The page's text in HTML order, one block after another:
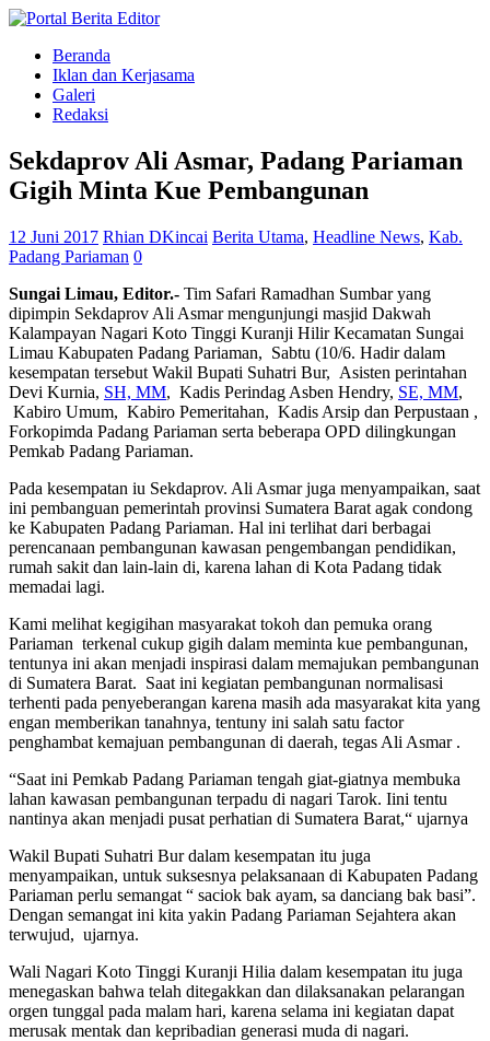
Beranda
Iklan dan Kerjasama
Galeri
Redaksi
Sekdaprov Ali Asmar, Padang Pariaman
Gigih Minta Kue Pembangunan
12 Juni 2017 Rhian DKincai Berita Utama, Headline News, Kab.
Padang Pariaman 0
Sungai Limau, Editor.- Tim Safari Ramadhan Sumbar yang
dipimpin Sekdaprov Ali Asmar mengunjungi masjid Dakwah
Kalampayan Nagari Koto Tinggi Kuranji Hilir Kecamatan Sungai
Limau Kabupaten Padang Pariaman, Sabtu (10/6. Hadir dalam
kesempatan tersebut Wakil Bupati Suhatri Bur, Asisten perintahan
Devi Kurnia, SH, MM, Kadis Perindag Asben Hendry, SE, MM,
Kabiro Umum, Kabiro Pemeritahan, Kadis Arsip dan Perpustaan ,
Forkopimda Padang Pariaman serta beberapa OPD dilingkungan
Pemkab Padang Pariaman.
Pada kesempatan iu Sekdaprov. Ali Asmar juga menyampaikan, saat
ini pembanguan pemerintah provinsi Sumatera Barat agak condong
ke Kabupaten Padang Pariaman. Hal ini terlihat dari berbagai
perencanaan pembangunan kawasan pengembangan pendidikan,
rumah sakit dan lain-lain di, karena lahan di Kota Padang tidak
memadai lagi.
Kami melihat kegigihan masyarakat tokoh dan pemuka orang
Pariaman terkenal cukup gigih dalam meminta kue pembangunan,
tentunya ini akan menjadi inspirasi dalam memajukan pembangunan
di Sumatera Barat. Saat ini kegiatan pembangunan normalisasi
terhenti pada penyeberangan karena masih ada masyarakat kita yang
engan memberikan tanahnya, tentuny ini salah satu factor
penghambat kemajuan pembangunan di daerah, tegas Ali Asmar .
“Saat ini Pemkab Padang Pariaman tengah giat-giatnya membuka
lahan kawasan pembangunan terpadu di nagari Tarok. Iini tentu
nantinya akan menjadi pusat perhatian di Sumatera Barat,“ ujarnya
Wakil Bupati Suhatri Bur dalam kesempatan itu juga
menyampaikan, untuk suksesnya pelaksanaan di Kabupaten Padang
Pariaman perlu semangat “ saciok bak ayam, sa danciang bak basi”.
Dengan semangat ini kita yakin Padang Pariaman Sejahtera akan
terwujud, ujarnya.
Wali Nagari Koto Tinggi Kuranji Hilia dalam kesempatan itu juga
menegaskan bahwa telah ditegakkan dan dilaksanakan pelarangan
orgen tunggal pada malam hari, karena selama ini kegiatan dapat
merusak mentak dan kepribadian generasi muda di nagari.